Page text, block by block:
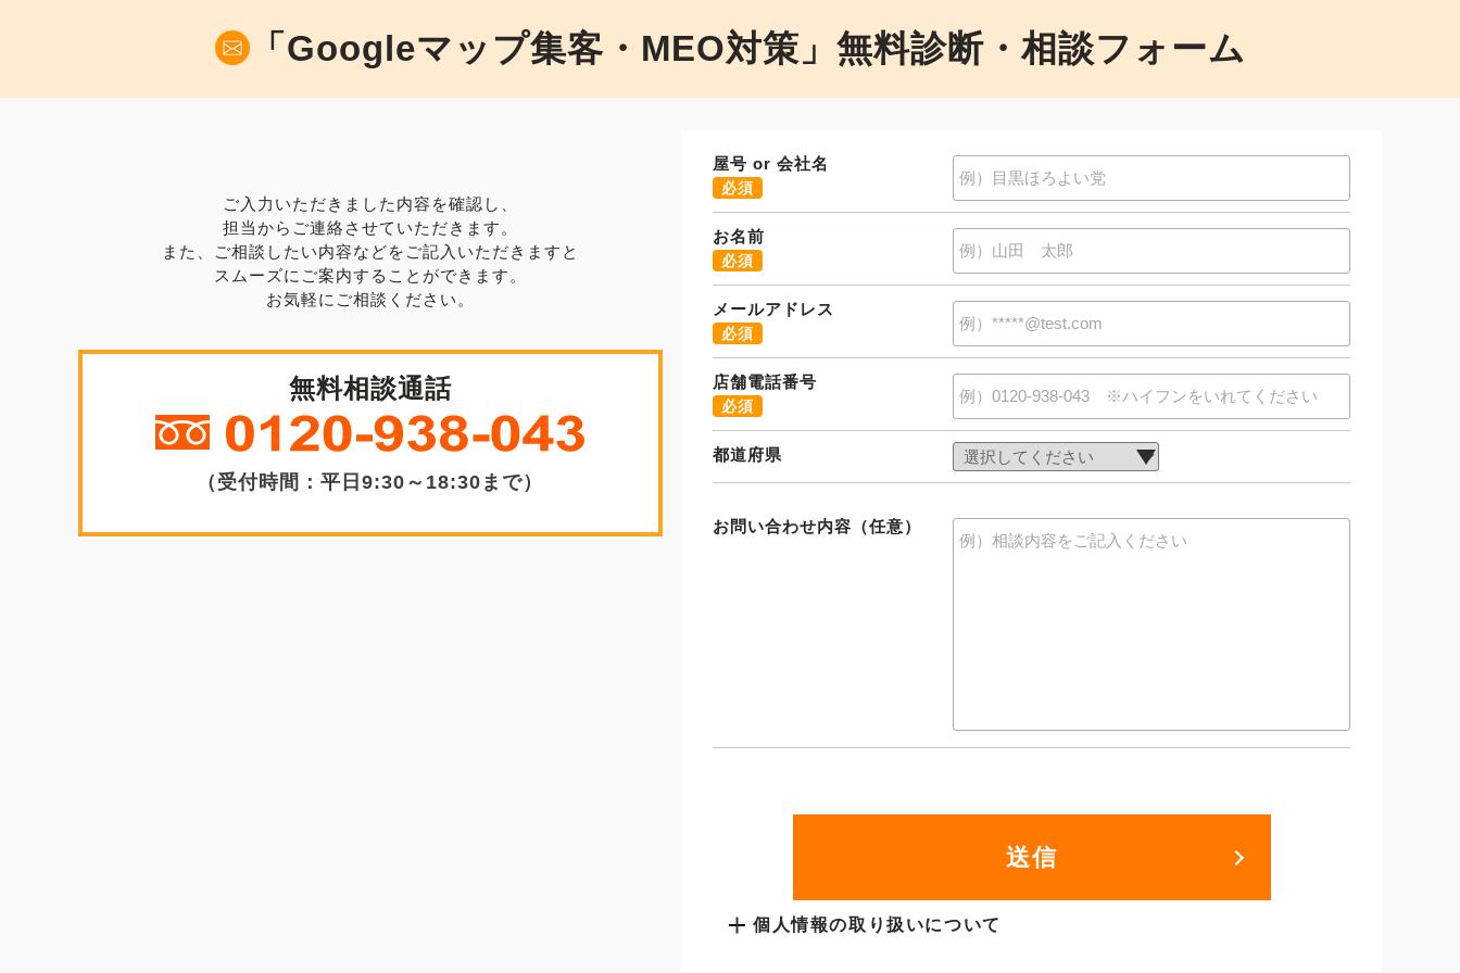
「Googleマップ集客・MEO対策」無料診断・相談フォーム
ご入力いただきました内容を確認し、
担当からご連絡させていただきます。
また、ご相談したい内容などをご記入いただきますと
スムーズにご案内することができます。
お気軽にご相談ください。
無料相談通話
（受付時間：平日9:30～18:30まで）
屋号 or 会社名
必須
お名前
必須
メールアドレス
必須
店舗電話番号
必須
都道府県
お問い合わせ内容（任意）
送信
個人情報の取り扱いについて